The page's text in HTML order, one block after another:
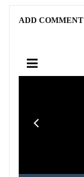
ADD COMMENT